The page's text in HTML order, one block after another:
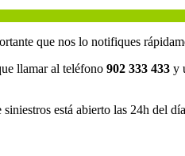
que nos lo notifiques
llamar al teléfono 902 333 433 y
está abierto las 24h del